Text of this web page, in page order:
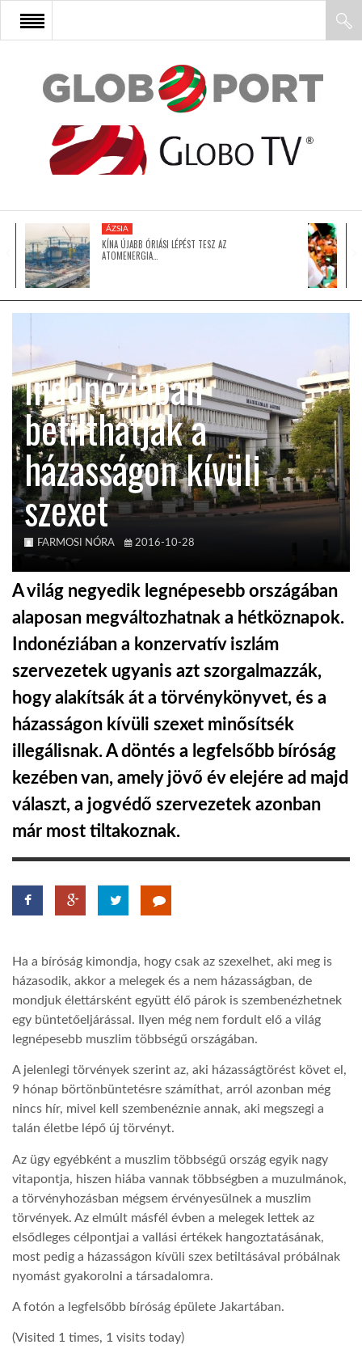
FŐOLDAL
AFRIKA
ÁZSIA
LATIN-AMERIKA
KÖZEL-KELET
AUSZTRÁLIA
A VILÁG ITTHON
HÍR3D
TROPICALMAGAZIN
GLOBOTV
AFRIKA TUDÁSTÁR
A NAP SZÉPE
LINKTR.EE
GLOBOZSARU
DOBRAVERO.HU
LATIMO.HU
GLOBOBOOK
ÁZSIA
KÍNA ÚJABB ÓRIÁSI LÉPÉST TESZ AZ
ATOMENERGIA…
Indonéziában
betilthatják a
házasságon kívüli
szexet
FARMOSI NÓRA 2016-10-28
A világ negyedik legnépesebb országában
alaposan megváltozhatnak a hétköznapok.
Indonéziában a konzervatív iszlám
szervezetek ugyanis azt szorgalmazzák,
hogy alakítsák át a törvénykönyvet, és a
házasságon kívüli szexet minősítsék
illegálisnak. A döntés a legfelsőbb bíróság
kezében van, amely jövő év elejére ad majd
választ, a jogvédő szervezetek azonban
már most tiltakoznak.
Ha a bíróság kimondja, hogy csak az szexelhet, aki meg is
házasodik, akkor a melegek és a nem házasságban, de
mondjuk élettársként együtt élő párok is szembenézhetnek
egy büntetőeljárással. Ilyen még nem fordult elő a világ
legnépesebb muszlim többségű országában.
A jelenlegi törvények szerint az, aki házasságtörést követ el,
9 hónap börtönbüntetésre számíthat, arról azonban még
nincs hír, mivel kell szembenéznie annak, aki megszegi a
talán életbe lépő új törvényt.
Az ügy egyébként a muszlim többségű ország egyik nagy
vitapontja, hiszen hiába vannak többségben a muzulmánok,
a törvényhozásban mégsem érvényesülnek a muszlim
törvények. Az elmúlt másfél évben a melegek lettek az
elsődleges célpontjai a vallási értékek hangoztatásának,
most pedig a házasságon kívüli szex betiltásával próbálnak
nyomást gyakorolni a társadalomra.
A fotón a legfelsőbb bíróság épülete Jakartában.
(Visited 1 times, 1 visits today)